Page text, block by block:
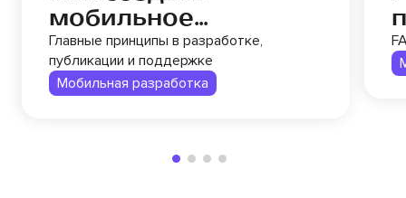
мобильное
приложение
Главные принципы в разработке,
публикации и поддержке
Мобильная разработка